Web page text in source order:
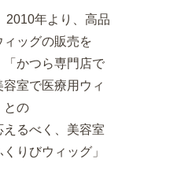
2010年より、高品
ッグの販売を
かつら専門店で
室で医療用ウィ
との
るべく、美容室
りびウィッグ」